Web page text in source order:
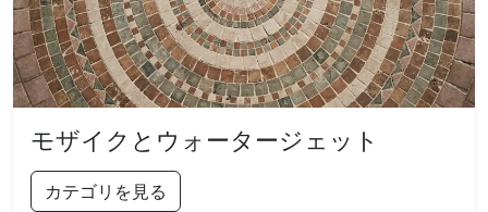
モザイクとウォータージェット
カテゴリを見る